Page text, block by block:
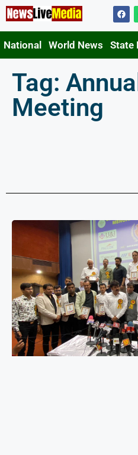
National World News State
Tag:
Meeting